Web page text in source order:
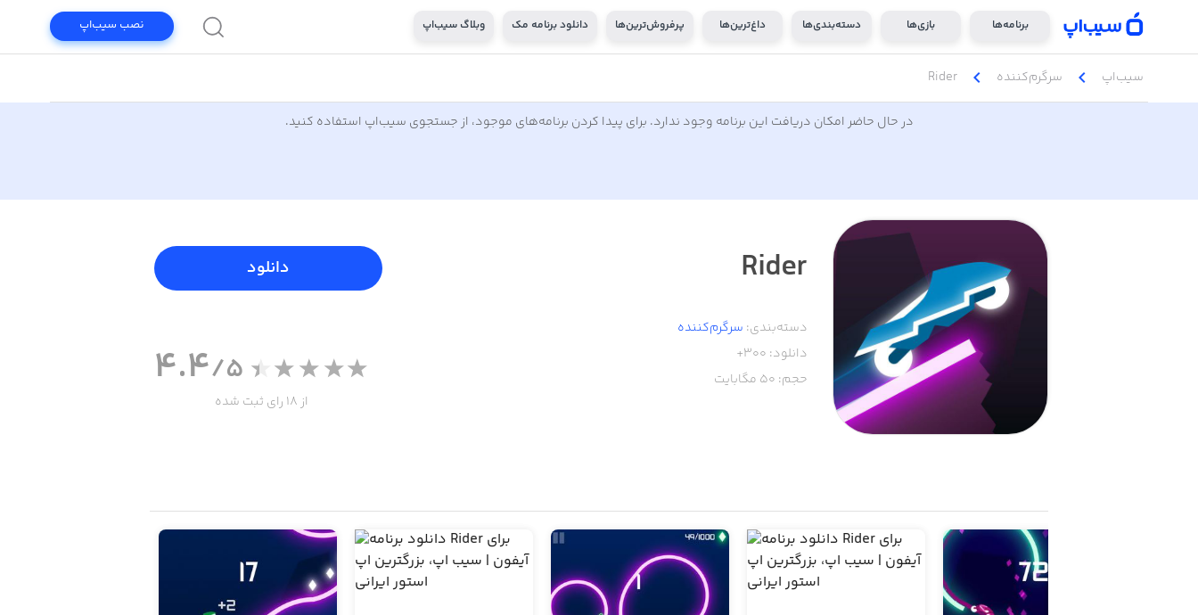
برنامه‌ها بازی‌ها دسته‌بندی‌ها داغ‌ترین‌ها پرفروش‌ترین‌ها دانلود برنامه مک وبلاگ سیب‌اپ نصب سیب‌اپ
سیب‌اپ chevron_left سرگرم‌کننده chevron_left
Rider
در حال حاضر امکان دریافت این برنامه وجود ندارد. برای پیدا کردن برنامه‌های موجود، از جستجوی سیب‌اپ استفاده کنید.
Rider
دسته‌بندی: سرگرم‌کننده
دانلود: 300+
حجم: 50 مگابایت
دانلود
4.4/5
از 18 رای ثبت شده